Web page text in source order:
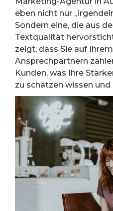
eben nicht nur
Sondern eine, die aus
Textqualität
zeigt, dass Sie auf
Ansprechpartnern
Kunden, was Ihre
zu schätzen wissen und